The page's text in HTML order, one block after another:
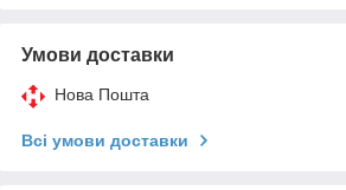
Умови доставки
Нова Пошта
Всі умови доставки